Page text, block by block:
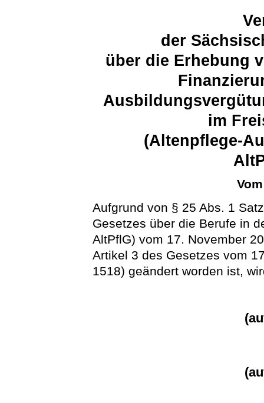
der
über die Erhebung
im
(Altenpflege-
Aufgrund von § 25 Abs. 1
Gesetzes über die Berufe in
AltPflG) vom 17. November
Artikel 3 des Gesetzes vom
1518) geändert worden ist,